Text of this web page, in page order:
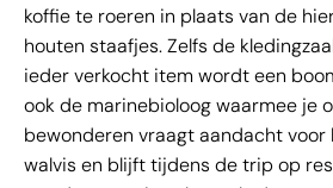
koffie te roeren in plaats van de
houten staafjes. Zelfs de
ieder verkocht item wordt een
ook de marinebioloog waarmee je
bewonderen vraagt aandacht
walvis en blijft tijdens de trip op